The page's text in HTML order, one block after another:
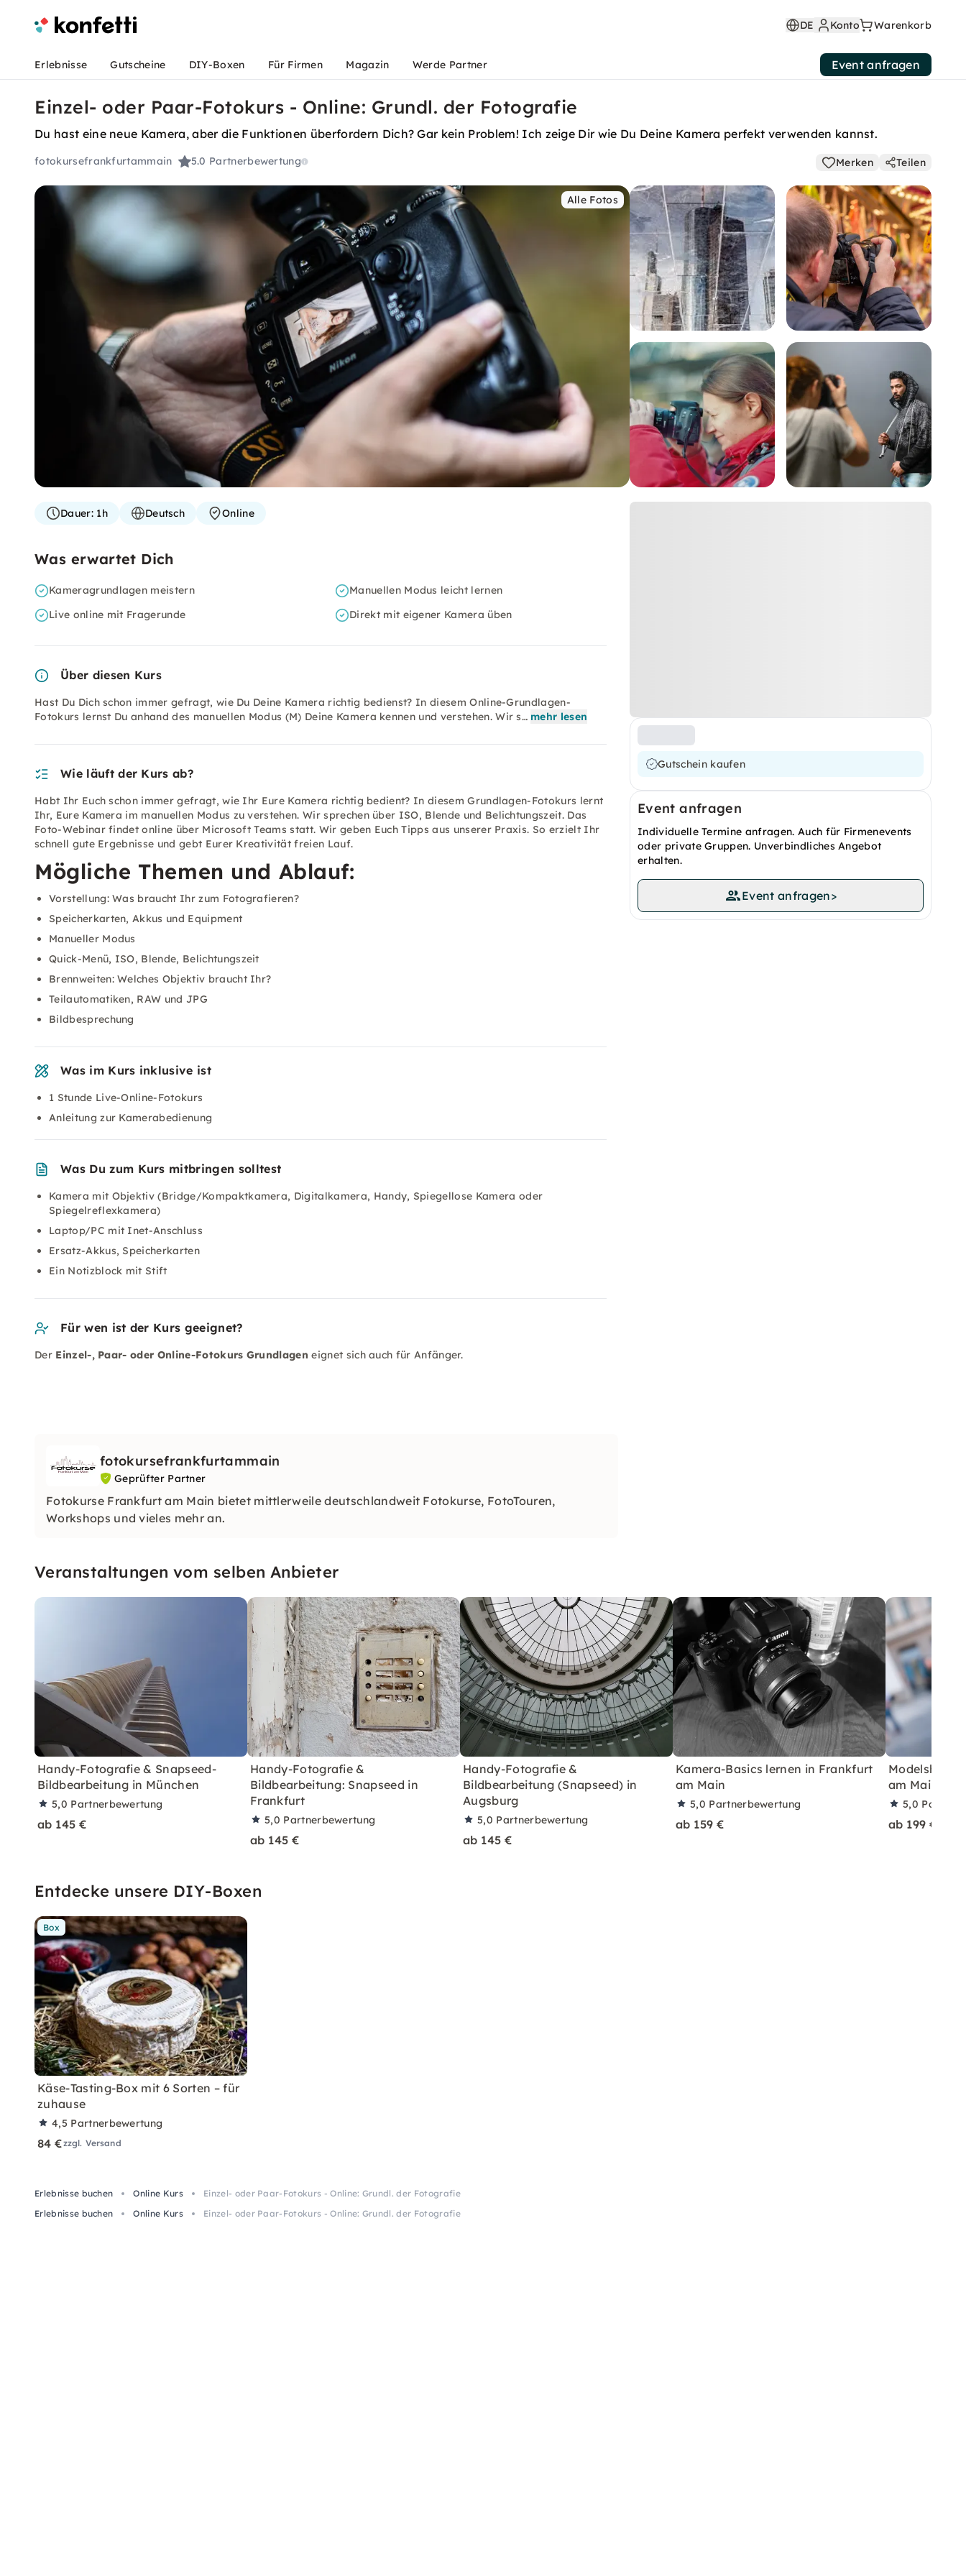
DE Konto Warenkorb
Erlebnisse Gutscheine DIY-Boxen Für Firmen Magazin Werde Partner Event anfragen
Einzel- oder Paar-Fotokurs - Online: Grundl. der Fotografie
Du hast eine neue Kamera, aber die Funktionen überfordern Dich? Gar kein Problem! Ich zeige Dir wie Du Deine Kamera perfekt verwenden kannst.
fotokursefrankfurtammain 5.0 Partnerbewertung Merken Teilen
Alle Fotos
Gutschein kaufen
Event anfragen
Individuelle Termine anfragen. Auch für Firmenevents
oder private Gruppen. Unverbindliches Angebot
erhalten.
Event anfragen>
Dauer:1h Deutsch Online
Was erwartet Dich
Kameragrundlagen meistern
Manuellen Modus leicht lernen
Live online mit Fragerunde
Direkt mit eigener Kamera üben
Über diesen Kurs
Hast Du Dich schon immer gefragt, wie Du Deine Kamera richtig bedienst? In diesem Online-Grundlagen-
Fotokurs lernst Du anhand des manuellen Modus (M) Deine Kamera kennen und verstehen. Wir s… mehr lesen
Wie läuft der Kurs ab?
Habt Ihr Euch schon immer gefragt, wie Ihr Eure Kamera richtig bedient? In diesem Grundlagen-Fotokurs lernt
Ihr, Eure Kamera im manuellen Modus zu verstehen. Wir sprechen über ISO, Blende und Belichtungszeit. Das
Foto-Webinar findet online über Microsoft Teams statt. Wir geben Euch Tipps aus unserer Praxis. So erzielt Ihr
schnell gute Ergebnisse und gebt Eurer Kreativität freien Lauf.
Mögliche Themen und Ablauf:
Vorstellung: Was braucht Ihr zum Fotografieren?
Speicherkarten, Akkus und Equipment
Manueller Modus
Quick-Menü, ISO, Blende, Belichtungszeit
Brennweiten: Welches Objektiv braucht Ihr?
Teilautomatiken, RAW und JPG
Bildbesprechung
Was im Kurs inklusive ist
1 Stunde Live-Online-Fotokurs
Anleitung zur Kamerabedienung
Was Du zum Kurs mitbringen solltest
Kamera mit Objektiv (Bridge/Kompaktkamera, Digitalkamera, Handy, Spiegellose Kamera oder
Spiegelreflexkamera)
Laptop/PC mit Inet-Anschluss
Ersatz-Akkus, Speicherkarten
Ein Notizblock mit Stift
Für wen ist der Kurs geeignet?
Der Einzel-, Paar- oder Online-Fotokurs Grundlagen eignet sich auch für Anfänger.
fotokursefrankfurtammain
Geprüfter Partner
Fotokurse Frankfurt am Main bietet mittlerweile deutschlandweit Fotokurse, FotoTouren,
Workshops und vieles mehr an.
Veranstaltungen vom selben Anbieter
Handy-Fotografie & Snapseed-
Bildbearbeitung in München
5,0 Partnerbewertung
ab 145 €
Handy-Fotografie &
Bildbearbeitung: Snapseed in
Frankfurt
5,0 Partnerbewertung
ab 145 €
Handy-Fotografie &
Bildbearbeitung (Snapseed) in
Augsburg
5,0 Partnerbewertung
ab 145 €
Kamera-Basics lernen in Frankfurt
am Main
5,0 Partnerbewertung
ab 159 €
am Main
5,0
ab 199 €
Entdecke unsere DIY-Boxen
Box
Käse-Tasting-Box mit 6 Sorten – für
zuhause
4,5 Partnerbewertung
84 €zzgl. Versand
Erlebnisse buchen Online Kurs
Einzel- oder Paar-Fotokurs - Online: Grundl. der Fotografie
Erlebnisse buchen
Online Kurs Einzel- oder Paar-Fotokurs - Online: Grundl. der Fotografie